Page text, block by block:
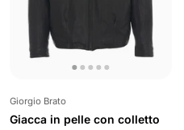
Giorgio Brato
Giacca in pelle con colletto